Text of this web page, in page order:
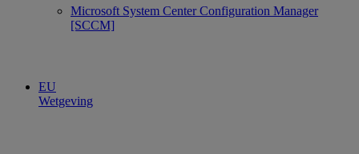
Microsoft System Center Configuration Manager
[SCCM]
EU
Wetgeving